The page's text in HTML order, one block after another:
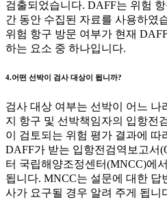
검출되었습니다. DAFF는 위험
간 동안 수집된 자료를 사용하였
위험 항구 방문 여부가 현재
하는 요소 중 하나입니다.
4.어떤 선박이 검사 대상이 됩니까?
검사 대상 여부는 선박이 어느 나
지 항구 및 선박책임자의 입항전
이 검토되는 위험 평가 결과에 따
DAFF가 받는 입항전검역보고서
터 국립해양조정센터(MNCC)에
됩니다. MNCC는 설문에 대한 답
사가 요구될 경우 알려 주게 됩니